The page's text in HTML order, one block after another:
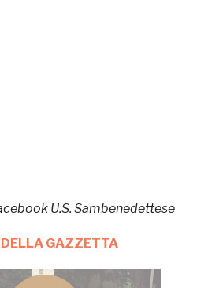
U.S. Sambenedettese
GAZZETTA